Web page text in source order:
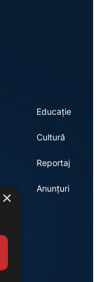
Educație
Cultură
Reportaj
Anunțuri
×